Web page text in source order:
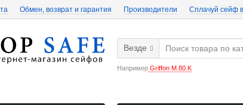
Обмен, возврат и гарантия Производители Cплачуй сейф
Везде
Например Griffon M.80.K